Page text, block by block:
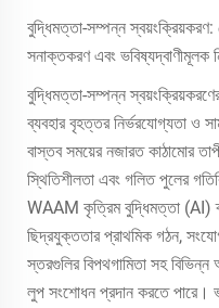
বুদ্ধিমত্তা-সম্পন্ন
সনাক্তকরণ এবং ভবিষ্যদ্বাণীমূলক
বুদ্ধিমত্তা-সম্পন্ন
ব্যবহার বৃহত্তর নির্ভরযোগ্যতা ও
বাস্তব সময়ের নজারত কাঠামোর
স্থিতিশীলতা এবং গলিত পুলের
WAAM কৃত্রিম বুদ্ধিমত্তা (AI)
ছিদ্রযুক্ততার প্রাথমিক গঠন,
স্তরগুলির বিপথগামিতা সহ
লুপ সংশোধন প্রদান করতে পারে।